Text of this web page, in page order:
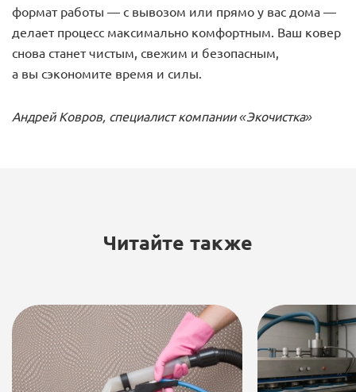
формат работы — с вывозом или прямо у вас дома —
делает процесс максимально комфортным. Ваш ковер
снова станет чистым, свежим и безопасным,
а вы сэкономите время и силы.
Андрей Ковров, специалист компании «Экочистка»
Читайте также